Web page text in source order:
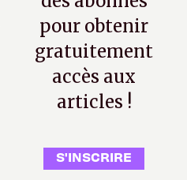
pour obtenir
gratuitement
accès aux
articles !
S'INSCRIRE